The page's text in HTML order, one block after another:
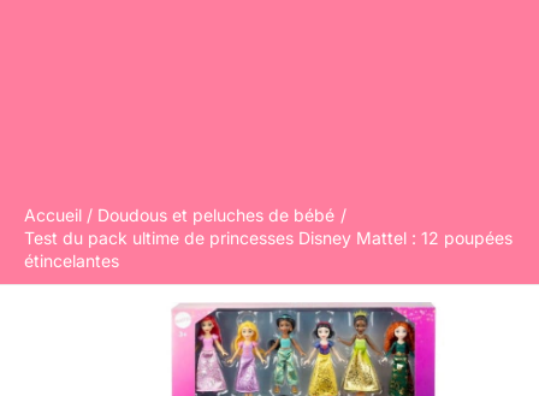
Accueil
Doudous et peluches de bébé
Test du pack ultime de princesses Disney Mattel : 12 poupées
étincelantes